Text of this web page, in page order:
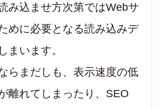
み込ませ方次第ではWebサ
めに必要となる読み込みデ
まいます。
らまだしも、表示速度の低
離れてしまったり、SEO